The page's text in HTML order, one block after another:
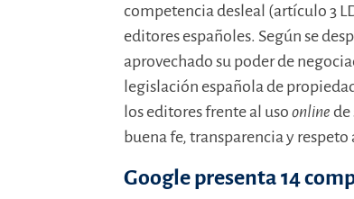
competencia desleal (artículo 3
editores españoles. Según se
aprovechado su poder de
legislación española de
los editores frente al uso online de
buena fe, transparencia y
Google presenta 14